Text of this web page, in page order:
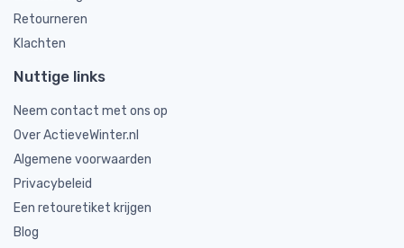
Retourneren
Klachten
Nuttige links
Neem contact met ons op
Over ActieveWinter.nl
Algemene voorwaarden
Privacybeleid
Een retouretiket krijgen
Blog